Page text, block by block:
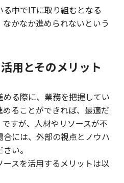
中でITに取り組むとなる
かなか進められないという
用とそのメリット
る際に、業務を把握してい
ることができれば、最適だ
すが、人材やリソースが不
には、外部の視点とノウハ
い。
スを活用するメリットは以